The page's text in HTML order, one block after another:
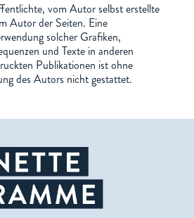
vom Autor selbst erstellte
Autor der Seiten. Eine
solcher Grafiken,
und Texte in anderen
Publikationen ist ohne
des Autors nicht gestattet.